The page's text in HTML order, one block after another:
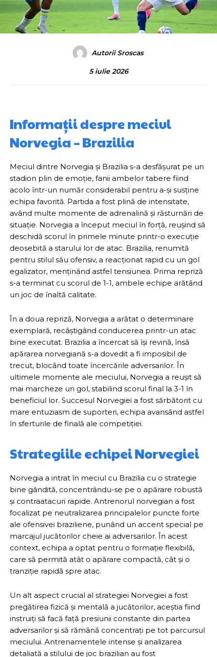
Autorii Sroscas
5 iulie 2026
Informații despre meciul
Norvegia – Brazilia
Meciul dintre Norvegia și Brazilia s-a desfășurat pe un
stadion plin de emoție, fanii ambelor tabere fiind
acolo într-un număr considerabil pentru a-și susține
echipa favorită. Partida a fost plină de intensitate,
având multe momente de adrenalină și răsturnări de
situație. Norvegia a început meciul în forță, reușind să
deschidă scorul în primele minute printr-o execuție
deosebită a starului lor de atac. Brazilia, renumită
pentru stilul său ofensiv, a reacționat rapid cu un gol
egalizator, menținând astfel tensiunea. Prima repriză
s-a terminat cu scorul de 1-1, ambele echipe arătând
un joc de înaltă calitate.
În a doua repriză, Norvegia a arătat o determinare
exemplară, recâștigând conducerea printr-un atac
bine executat. Brazilia a încercat să își revină, însă
apărarea norvegiană s-a dovedit a fi imposibil de
trecut, blocând toate încercările adversarilor. În
ultimele momente ale meciului, Norvegia a reușit să
mai marcheze un gol, stabilind scorul final la 3-1 în
beneficiul lor. Succesul Norvegiei a fost sărbătorit cu
mare entuziasm de suporteri, echipa avansând astfel
în sferturile de finală ale competiției.
Strategiile echipei Norvegiei
Norvegia a intrat în meciul cu Brazilia cu o strategie
bine gândită, concentrându-se pe o apărare robustă
și contraatacuri rapide. Antrenorul norvegian a fost
focalizat pe neutralizarea principalelor puncte forte
ale ofensivei braziliene, punând un accent special pe
marcajul jucătorilor cheie ai adversarilor. În acest
context, echipa a optat pentru o formație flexibilă,
care să permită atât o apărare compactă, cât și o
tranziție rapidă spre atac.
Un alt aspect crucial al strategiei Norvegiei a fost
pregătirea fizică și mentală a jucătorilor, aceștia fiind
instruiți să facă față presiunii constante din partea
adversarilor și să rămână concentrați pe tot parcursul
meciului. Antrenamentele intense și analizarea
detaliată a stilului de joc brazilian au fost